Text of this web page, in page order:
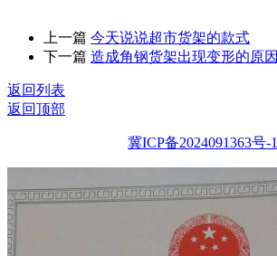
上一篇 今天说说超市货架的款式
下一篇 造成角钢货架出现变形的原因
返回列表
返回顶部
冀ICP备2024091363号-1